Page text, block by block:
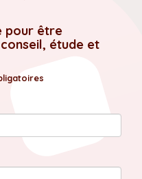
pour être
étude et